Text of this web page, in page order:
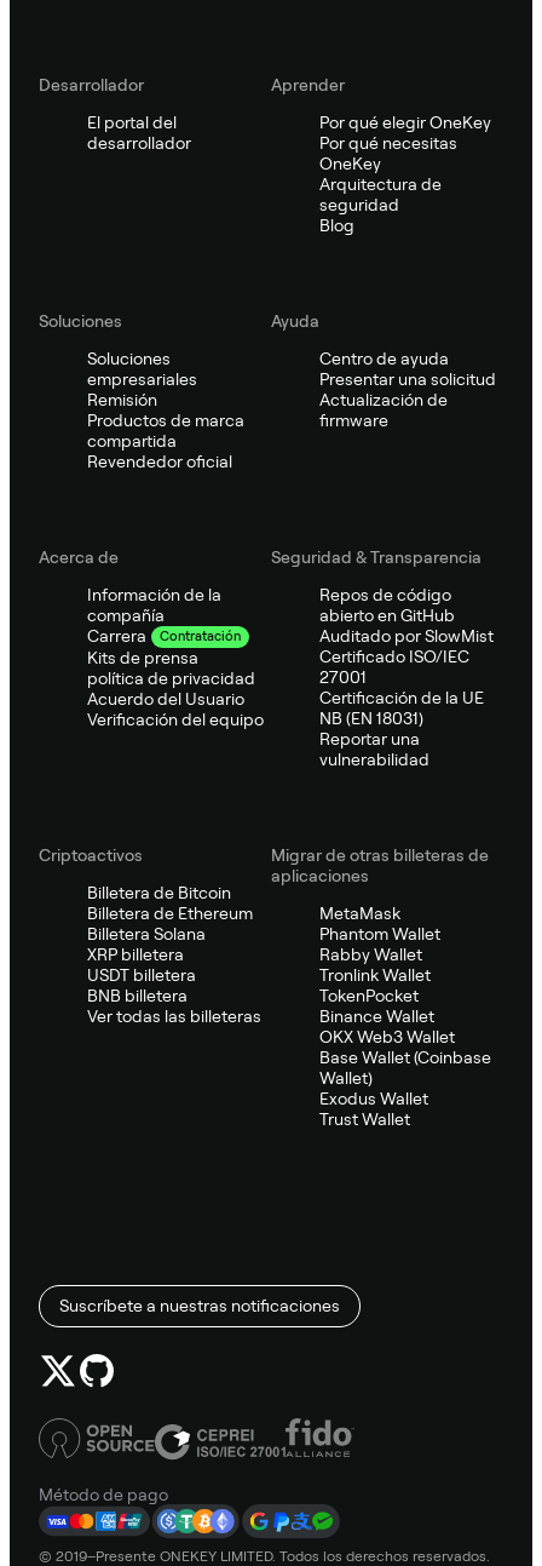
Desarrollador
El portal del
desarrollador
Aprender
Por qué elegir OneKey
Por qué necesitas
OneKey
Arquitectura de
seguridad
Blog
Soluciones
Soluciones
empresariales
Remisión
Productos de marca
compartida
Revendedor oficial
Ayuda
Centro de ayuda
Presentar una solicitud
Actualización de
firmware
Acerca de
Información de la
compañía
Carrera
Contratación
Kits de prensa
política de privacidad
Acuerdo del Usuario
Verificación del equipo
Seguridad & Transparencia
Repos de código
abierto en GitHub
Auditado por SlowMist
Certificado ISO/IEC
27001
Certificación de la UE
NB (EN 18031)
Reportar una
vulnerabilidad
Criptoactivos
Billetera de Bitcoin
Billetera de Ethereum
Billetera Solana
XRP billetera
USDT billetera
BNB billetera
Ver todas las billeteras
Migrar de otras billeteras de
aplicaciones
MetaMask
Phantom Wallet
Rabby Wallet
Tronlink Wallet
TokenPocket
Binance Wallet
OKX Web3 Wallet
Base Wallet (Coinbase
Wallet)
Exodus Wallet
Trust Wallet
Suscríbete a nuestras notificaciones
Método de pago
© 2019–Presente ONEKEY LIMITED. Todos los derechos reservados.